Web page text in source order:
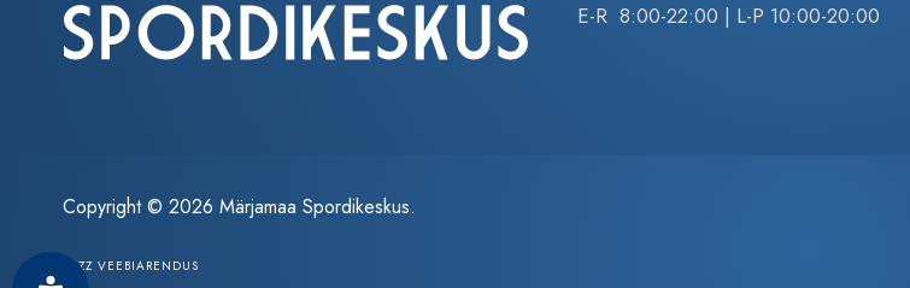
E-R 8:00-22:00 | L-P 10:00-20:00
Copyright © 2026 Märjamaa Spordikeskus.
ZEZZ VEEBIARENDUS